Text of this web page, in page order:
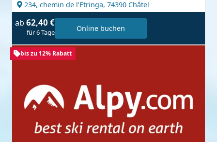
234, chemin de l'Etringa, 74390 Châtel
ab 62,40 €
für 6 Tage Online buchen
bis zu 12% Rabatt